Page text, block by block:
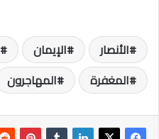
الأنصار الإيمان
المغفرة
المهاجرون